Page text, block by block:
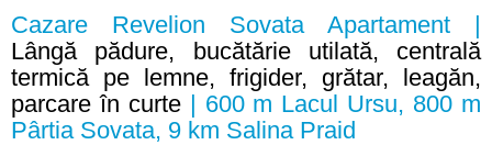
Cazare Revelion Sovata Apartament |
Lângă pădure, bucătărie utilată, centrală
termică pe lemne, frigider, grătar, leagăn,
parcare în curte| 600 m Lacul Ursu, 800 m
Pârtia Sovata, 9 km Salina Praid